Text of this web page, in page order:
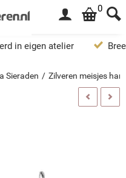
0
in eigen atelier
Sieraden / Zilveren meisjes